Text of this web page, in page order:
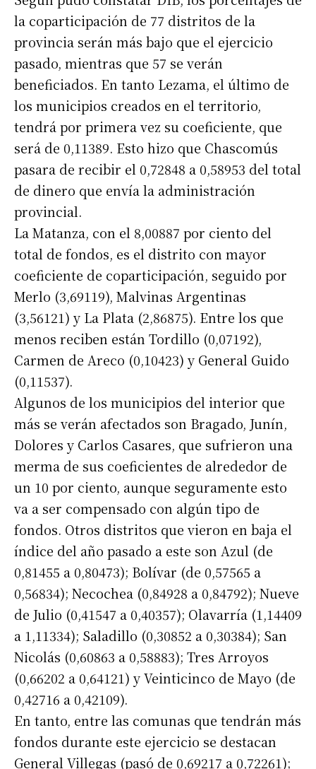
la coparticipación de 77 distritos de la
provincia serán más bajo que el ejercicio
pasado, mientras que 57 se verán
beneficiados. En tanto Lezama, el último de
los municipios creados en el territorio,
tendrá por primera vez su coeficiente, que
será de 0,11389. Esto hizo que Chascomús
pasara de recibir el 0,72848 a 0,58953 del total
de dinero que envía la administración
provincial.
La Matanza, con el 8,00887 por ciento del
total de fondos, es el distrito con mayor
coeficiente de coparticipación, seguido por
Merlo (3,69119), Malvinas Argentinas
(3,56121) y La Plata (2,86875). Entre los que
menos reciben están Tordillo (0,07192),
Carmen de Areco (0,10423) y General Guido
(0,11537).
Algunos de los municipios del interior que
más se verán afectados son Bragado, Junín,
Dolores y Carlos Casares, que sufrieron una
merma de sus coeficientes de alrededor de
un 10 por ciento, aunque seguramente esto
va a ser compensado con algún tipo de
fondos. Otros distritos que vieron en baja el
índice del año pasado a este son Azul (de
0,81455 a 0,80473); Bolívar (de 0,57565 a
0,56834); Necochea (0,84928 a 0,84792); Nueve
de Julio (0,41547 a 0,40357); Olavarría (1,14409
a 1,11334); Saladillo (0,30852 a 0,30384); San
Nicolás (0,60863 a 0,58883); Tres Arroyos
(0,66202 a 0,64121) y Veinticinco de Mayo (de
0,42716 a 0,42109).
En tanto, entre las comunas que tendrán más
fondos durante este ejercicio se destacan
General Villegas (pasó de 0,69217 a 0,72261);